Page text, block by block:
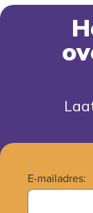
heb je vragen
E-mailadres: